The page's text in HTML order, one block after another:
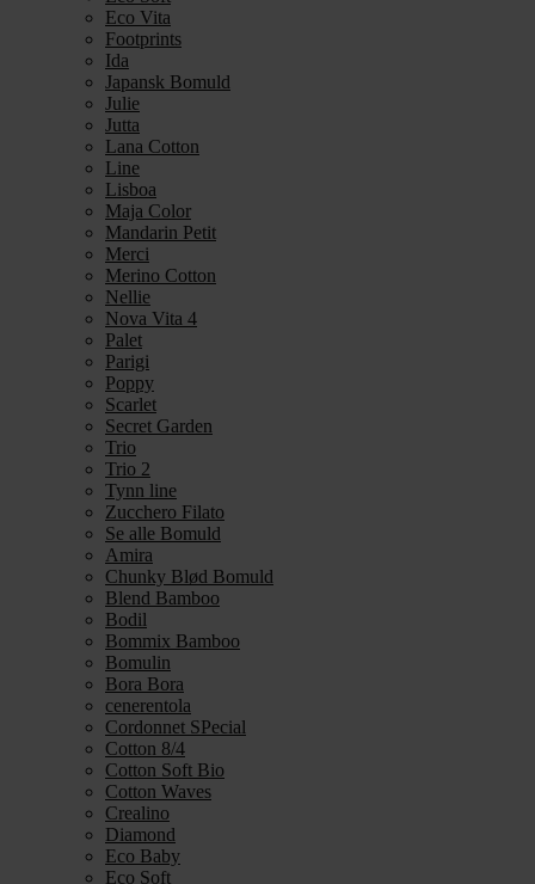
Eco Vita
Footprints
Ida
Japansk Bomuld
Julie
Jutta
Lana Cotton
Line
Lisboa
Maja Color
Mandarin Petit
Merci
Merino Cotton
Nellie
Nova Vita 4
Palet
Parigi
Poppy
Scarlet
Secret Garden
Trio
Trio 2
Tynn line
Zucchero Filato
Se alle Bomuld
Amira
Chunky Blød Bomuld
Blend Bamboo
Bodil
Bommix Bamboo
Bomulin
Bora Bora
cenerentola
Cordonnet SPecial
Cotton 8/4
Cotton Soft Bio
Cotton Waves
Crealino
Diamond
Eco Baby
Eco Soft